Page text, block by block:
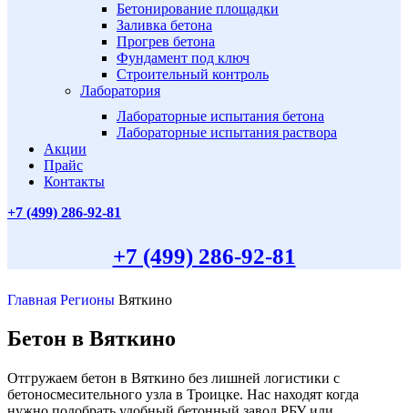
Бетонирование площадки
Заливка бетона
Прогрев бетона
Фундамент под ключ
Строительный контроль
Лаборатория
Лабораторные испытания бетона
Лабораторные испытания раствора
Акции
Прайс
Контакты
+7 (499) 286-92-81
+7 (499) 286-92-81
Главная Регионы Вяткино
Бетон в Вяткино
Отгружаем бетон в Вяткино без лишней логистики с
бетоносмесительного узла в Троицке. Нас находят когда